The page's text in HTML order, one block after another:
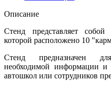
Описание
Стенд представляет
которой расположено 10
Стенд предназначен
необходимой информации и
автошкол или сотрудников